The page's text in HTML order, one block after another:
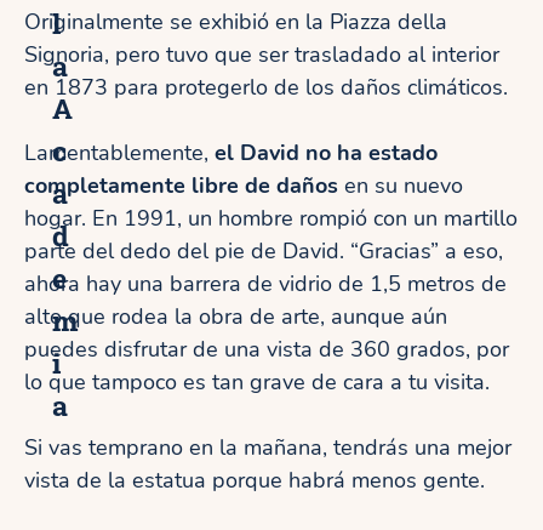
l
a
A
c
a
d
e
m
i
a
Originalmente se exhibió en la Piazza della
Signoria, pero tuvo que ser trasladado al interior
en 1873 para protegerlo de los daños climáticos.
Lamentablemente, el David no ha estado
completamente libre de daños en su nuevo
hogar. En 1991, un hombre rompió con un martillo
parte del dedo del pie de David. “Gracias” a eso,
ahora hay una barrera de vidrio de 1,5 metros de
alto que rodea la obra de arte, aunque aún
puedes disfrutar de una vista de 360 grados, por
lo que tampoco es tan grave de cara a tu visita.
Si vas temprano en la mañana, tendrás una mejor
vista de la estatua porque habrá menos gente.